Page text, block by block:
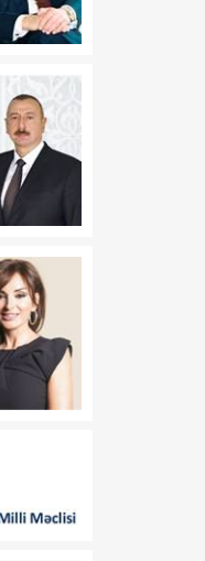
11:11
11:09
08 Avqust
11:06
08 Avqust
11:03
08 Avqust
08:20